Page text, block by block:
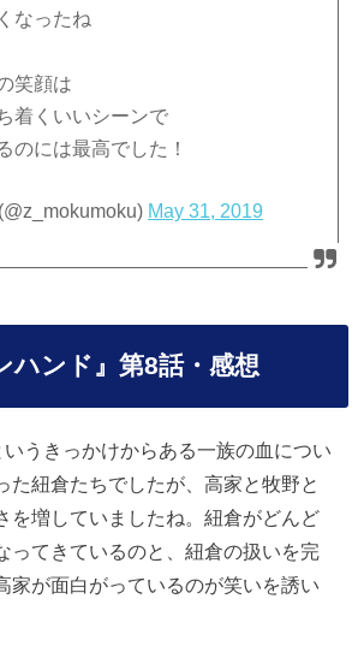
なったね
笑顔は
着くいいシーンで
のには最高でした！
May 31, 2019
ハンド』第8話・感想
いうきっかけからある一族の血につい
た紐倉たちでしたが、高家と牧野と
を増していましたね。紐倉がどんど
ってきているのと、紐倉の扱いを完
家が面白がっているのが笑いを誘い